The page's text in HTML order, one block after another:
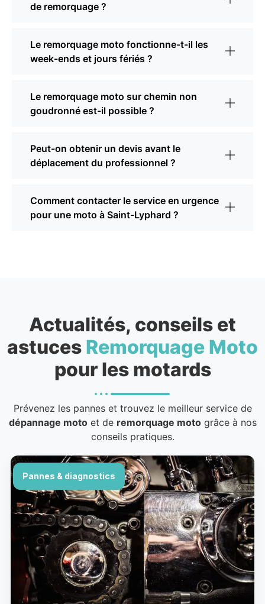
de remorquage ?
Le remorquage moto fonctionne-t-il les
week-ends et jours fériés ?
Le remorquage moto sur chemin non
goudronné est-il possible ?
Peut-on obtenir un devis avant le
déplacement du professionnel ?
Comment contacter le service en urgence
pour une moto à Saint-Lyphard ?
Actualités, conseils et
astuces Remorquage Moto
pour les motards
Prévenez les pannes et trouvez le meilleur service de
dépannage motoet de remorquage motogrâce à nos
conseils pratiques.
Pannes & diagnostics